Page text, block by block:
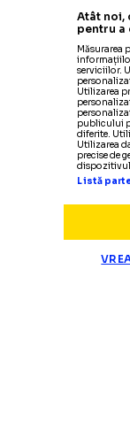
SUPERLIGA
„ȘMECHERIE ȘI
Atât noi,
pentru a
Măsurarea
serviciilor.
Utilizarea
publicului
diferite.
Utilizarea
precise de
Listă